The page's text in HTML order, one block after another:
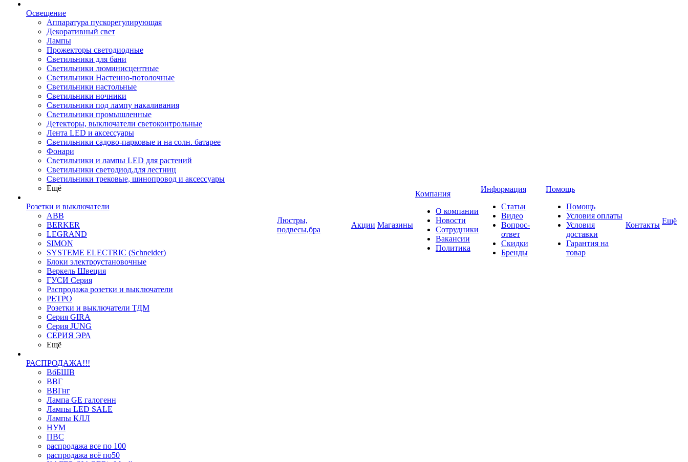
Освещение
Аппаратура пускорегулирующая
Декоративный свет
Лампы
Прожекторы светодиодные
Светильники для бани
Светильники люминисцентные
Светильники Настенно-потолочные
Светильники настольные
Светильники ночники
Светильники под лампу накаливания
Светильники промышленные
Детекторы, выключатели светоконтрольные
Лента LED и аксессуары
Светильники садово-парковые и на солн. батарее
Фонари
Светильники и лампы LED для растений
Светильники светодиод.для лестниц
Светильники трековые, шинопровод и аксессуары
Ещё
Розетки и выключатели
ABB
BERKER
LEGRAND
SIMON
SYSTEME ELECTRIC (Schneider)
Блоки электроустановочные
Веркель Швеция
ГУСИ Серия
Распродажа розетки и выключатели
РЕТРО
Розетки и выключатели ТДМ
Серия GIRA
Серия JUNG
СЕРИЯ ЭРА
Ещё
РАСПРОДАЖА!!!
ВбБШВ
ВВГ
ВВГнг
Лампа GE галогенн
Лампы LED SALE
Лампы КЛЛ
НУМ
ПВС
распродажа все по 100
распродажа всё по50
Люстры,
подвесы,бра
Акции Магазины
Компания
О компании
Новости
Сотрудники
Вакансии
Политика
Информация
Статьи
Видео
Вопрос-
ответ
Скидки
Бренды
Помощь
Помощь
Условия оплаты
Условия
доставки
Гарантия на
товар
Контакты Ещё